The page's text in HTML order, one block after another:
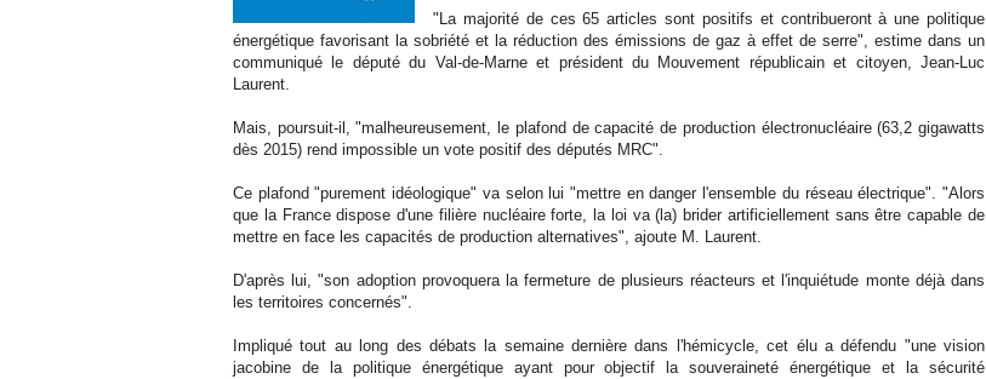
"La majorité de ces 65 articles sont positifs et contribueront à une politique
énergétique favorisant la sobriété et la réduction des émissions de gaz à effet de serre", estime dans un
communiqué le député du Val-de-Marne et président du Mouvement républicain et citoyen, Jean-Luc
Laurent.
Mais, poursuit-il, "malheureusement, le plafond de capacité de production électronucléaire (63,2 gigawatts
dès 2015) rend impossible un vote positif des députés MRC".
Ce plafond "purement idéologique" va selon lui "mettre en danger l'ensemble du réseau électrique". "Alors
que la France dispose d'une filière nucléaire forte, la loi va (la) brider artificiellement sans être capable de
mettre en face les capacités de production alternatives", ajoute M. Laurent.
D'après lui, "son adoption provoquera la fermeture de plusieurs réacteurs et l'inquiétude monte déjà dans
les territoires concernés".
Impliqué tout au long des débats la semaine dernière dans l'hémicycle, cet élu a défendu "une vision
jacobine de la politique énergétique ayant pour objectif la souveraineté énergétique et la sécurité